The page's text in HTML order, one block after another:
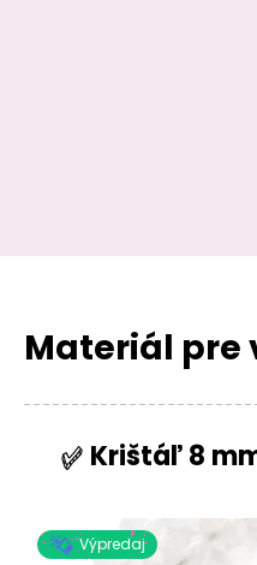
Materiál pre
Krištáľ 8
Výpredaj